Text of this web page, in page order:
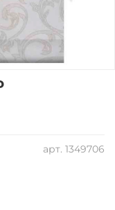
арт. 1349706